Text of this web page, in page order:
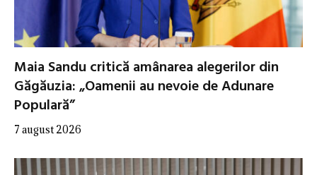
Maia Sandu critică amânarea alegerilor din
Găgăuzia: „Oamenii au nevoie de Adunare
Populară”
7 august 2026